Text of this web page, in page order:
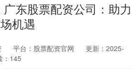
东股票配资公司：助力
机遇
平台：股票配资官网
更新：2025-
：145